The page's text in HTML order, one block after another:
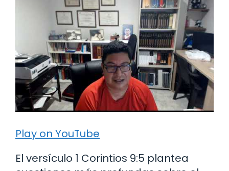
Play on YouTube
El versículo 1 Corintios 9:5 plantea